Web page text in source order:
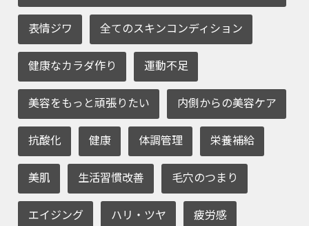
表情ジワ 全てのスキンコンディション
健康なカラダ作り 運動不足
美容をもっと頑張りたい 内側からの美容ケア
抗酸化 健康 体調管理 栄養補給
美肌 生活習慣改善 毛穴のつまり
エイジング ハリ・ツヤ 疲労感